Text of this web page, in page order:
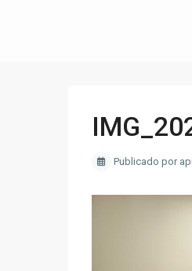
Publicado por